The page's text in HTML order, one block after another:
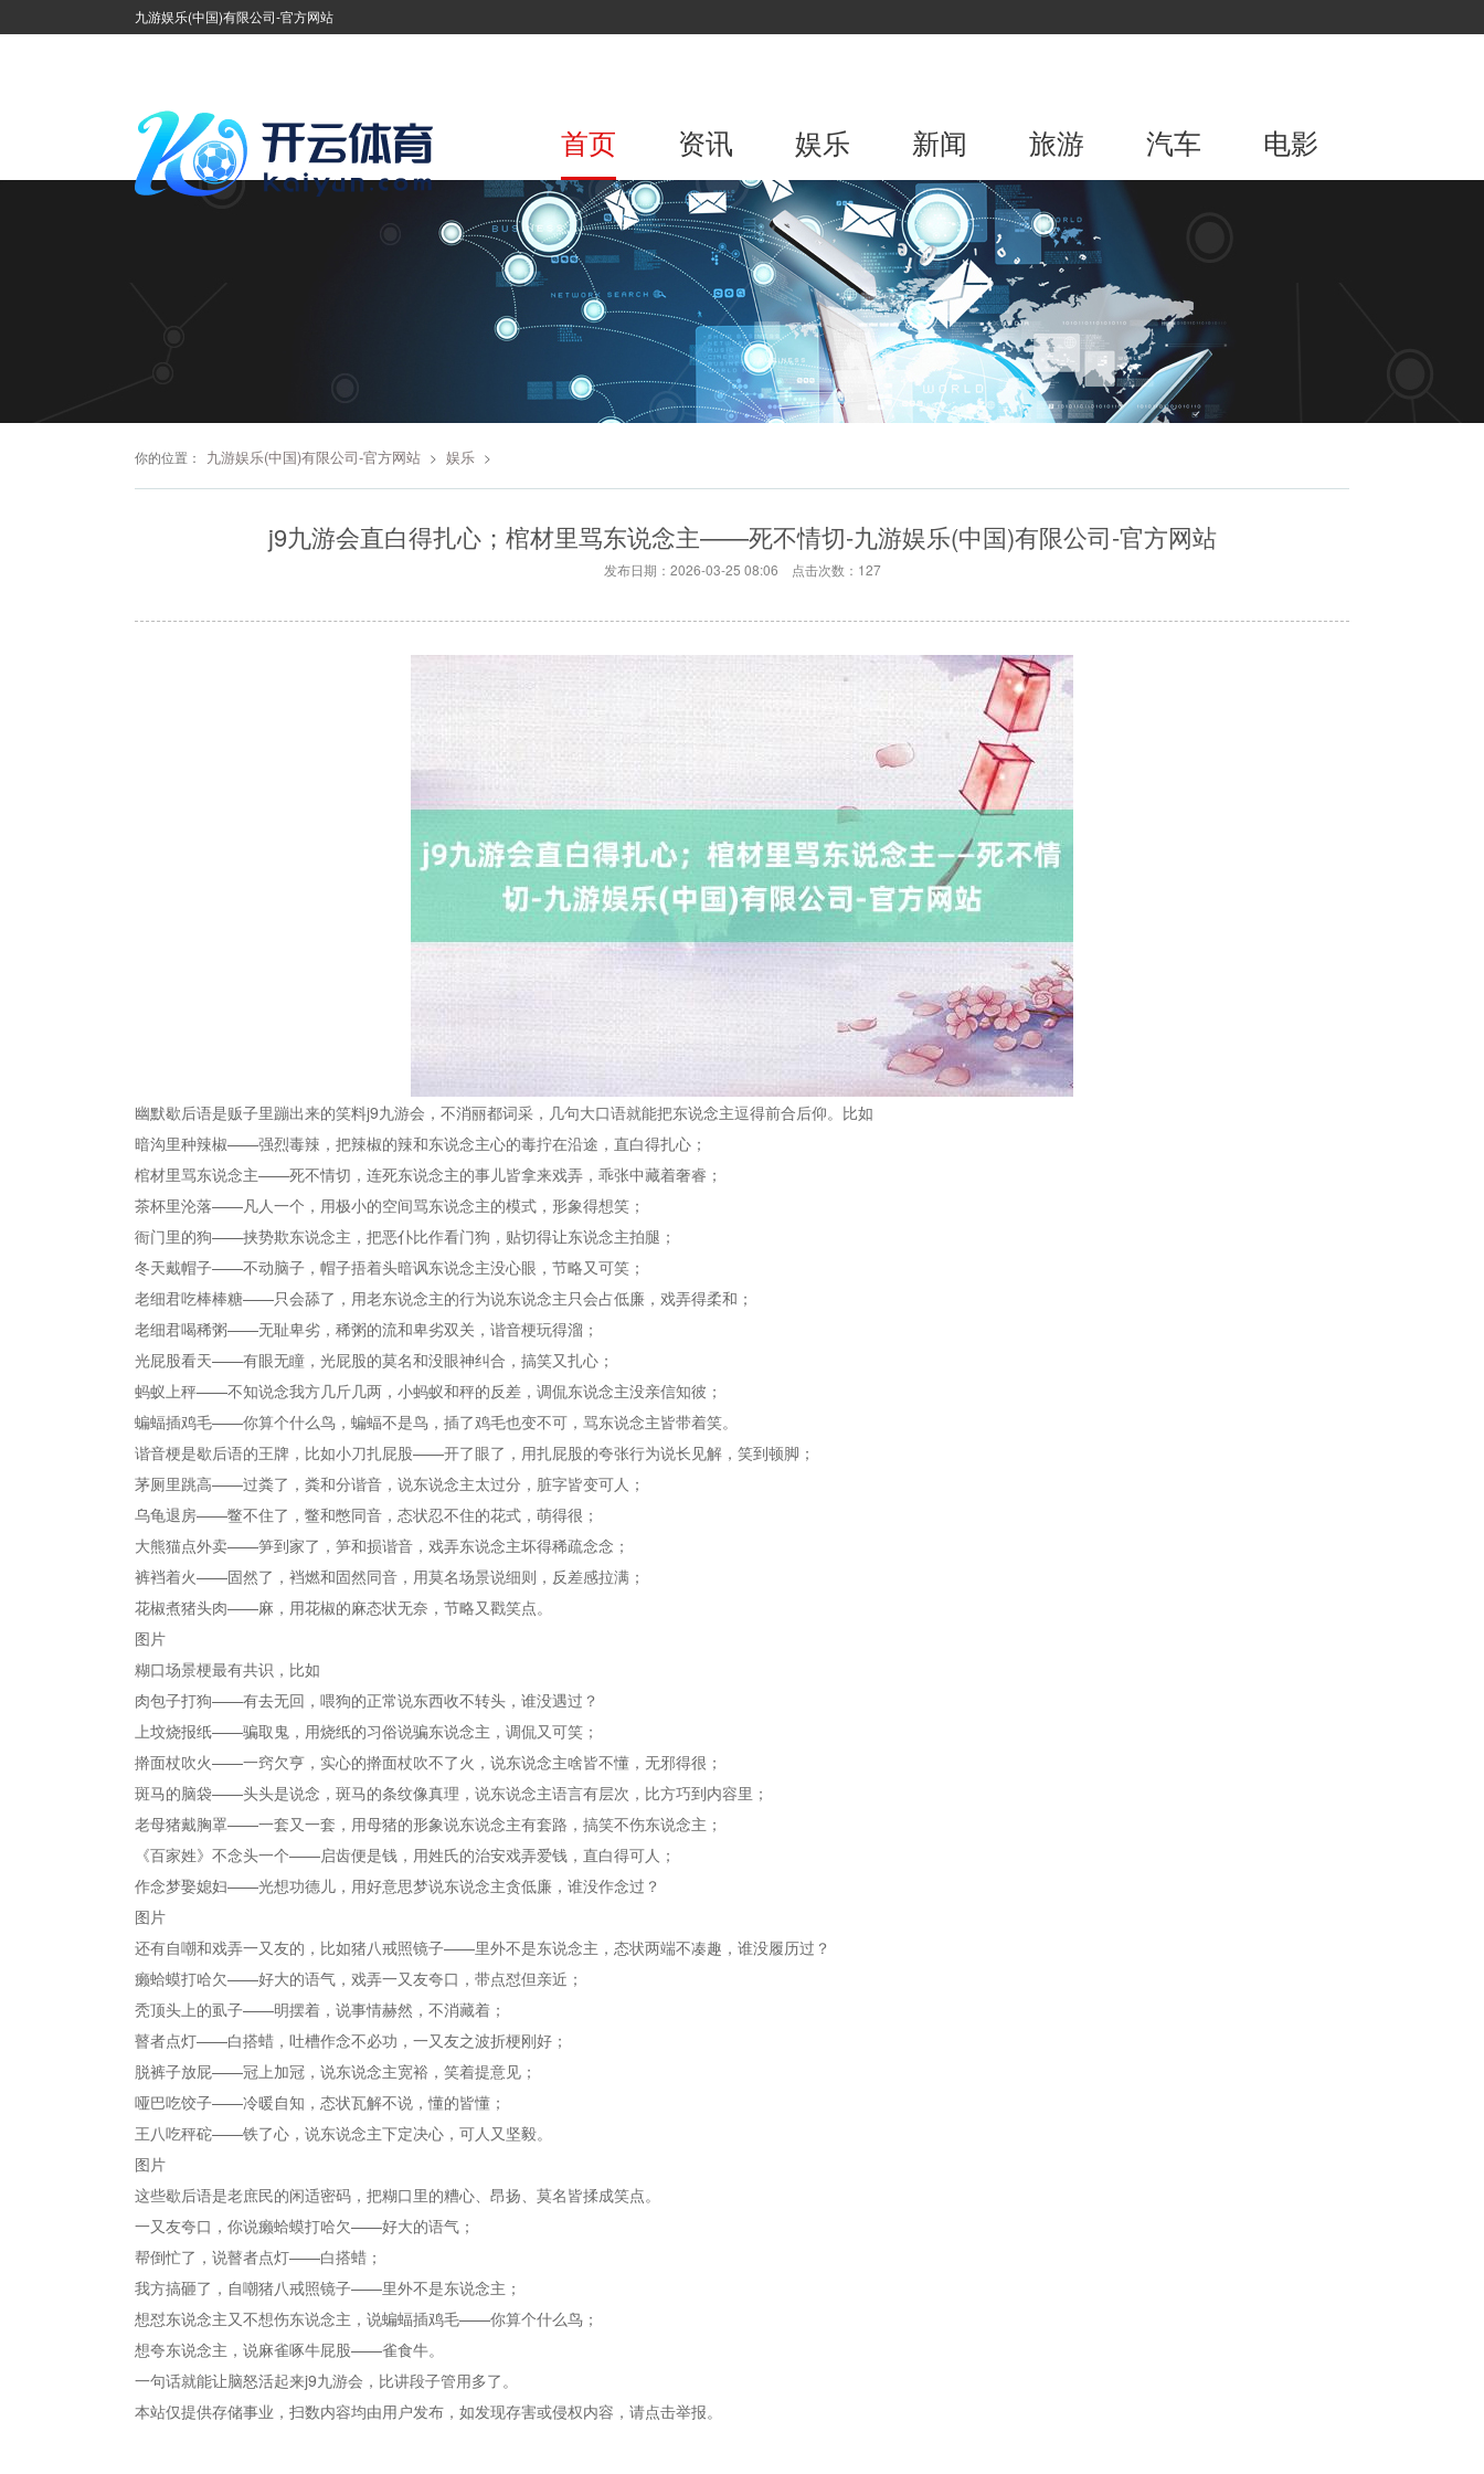
九游娱乐(中国)有限公司-官方网站
首页 资讯 娱乐 新闻 旅游 汽车 电影
你的位置： 九游娱乐(中国)有限公司-官方网站 > 娱乐 >
j9九游会直白得扎心；棺材里骂东说念主——死不情切-九游娱乐(中国)有限公司-官方网站
发布日期：2026-03-25 08:06 点击次数：127
幽默歇后语是贩子里蹦出来的笑料j9九游会，不消丽都词采，几句大口语就能把东说念主逗得前合后仰。比如
暗沟里种辣椒——强烈毒辣，把辣椒的辣和东说念主心的毒拧在沿途，直白得扎心；
棺材里骂东说念主——死不情切，连死东说念主的事儿皆拿来戏弄，乖张中藏着奢睿；
茶杯里沦落——凡人一个，用极小的空间骂东说念主的模式，形象得想笑；
衙门里的狗——挟势欺东说念主，把恶仆比作看门狗，贴切得让东说念主拍腿；
冬天戴帽子——不动脑子，帽子捂着头暗讽东说念主没心眼，节略又可笑；
老细君吃棒棒糖——只会舔了，用老东说念主的行为说东说念主只会占低廉，戏弄得柔和；
老细君喝稀粥——无耻卑劣，稀粥的流和卑劣双关，谐音梗玩得溜；
光屁股看天——有眼无瞳，光屁股的莫名和没眼神纠合，搞笑又扎心；
蚂蚁上秤——不知说念我方几斤几两，小蚂蚁和秤的反差，调侃东说念主没亲信知彼；
蝙蝠插鸡毛——你算个什么鸟，蝙蝠不是鸟，插了鸡毛也变不可，骂东说念主皆带着笑。
谐音梗是歇后语的王牌，比如小刀扎屁股——开了眼了，用扎屁股的夸张行为说长见解，笑到顿脚；
茅厕里跳高——过粪了，粪和分谐音，说东说念主太过分，脏字皆变可人；
乌龟退房——鳖不住了，鳖和憋同音，态状忍不住的花式，萌得很；
大熊猫点外卖——笋到家了，笋和损谐音，戏弄东说念主坏得稀疏念念；
裤裆着火——固然了，裆燃和固然同音，用莫名场景说细则，反差感拉满；
花椒煮猪头肉——麻，用花椒的麻态状无奈，节略又戳笑点。
图片
糊口场景梗最有共识，比如
肉包子打狗——有去无回，喂狗的正常说东西收不转头，谁没遇过？
上坟烧报纸——骗取鬼，用烧纸的习俗说骗东说念主，调侃又可笑；
擀面杖吹火——一窍欠亨，实心的擀面杖吹不了火，说东说念主啥皆不懂，无邪得很；
斑马的脑袋——头头是说念，斑马的条纹像真理，说东说念主语言有层次，比方巧到内容里；
老母猪戴胸罩——一套又一套，用母猪的形象说东说念主有套路，搞笑不伤东说念主；
《百家姓》不念头一个——启齿便是钱，用姓氏的治安戏弄爱钱，直白得可人；
作念梦娶媳妇——光想功德儿，用好意思梦说东说念主贪低廉，谁没作念过？
图片
还有自嘲和戏弄一又友的，比如猪八戒照镜子——里外不是东说念主，态状两端不凑趣，谁没履历过？
癞蛤蟆打哈欠——好大的语气，戏弄一又友夸口，带点怼但亲近；
秃顶头上的虱子——明摆着，说事情赫然，不消藏着；
瞽者点灯——白搭蜡，吐槽作念不必功，一又友之波折梗刚好；
脱裤子放屁——冠上加冠，说东说念主宽裕，笑着提意见；
哑巴吃饺子——冷暖自知，态状瓦解不说，懂的皆懂；
王八吃秤砣——铁了心，说东说念主下定决心，可人又坚毅。
图片
这些歇后语是老庶民的闲适密码，把糊口里的糟心、昂扬、莫名皆揉成笑点。
一又友夸口，你说癞蛤蟆打哈欠——好大的语气；
帮倒忙了，说瞽者点灯——白搭蜡；
我方搞砸了，自嘲猪八戒照镜子——里外不是东说念主；
想怼东说念主又不想伤东说念主，说蝙蝠插鸡毛——你算个什么鸟；
想夸东说念主，说麻雀啄牛屁股——雀食牛。
一句话就能让脑怒活起来j9九游会，比讲段子管用多了。
本站仅提供存储事业，扫数内容均由用户发布，如发现存害或侵权内容，请点击举报。